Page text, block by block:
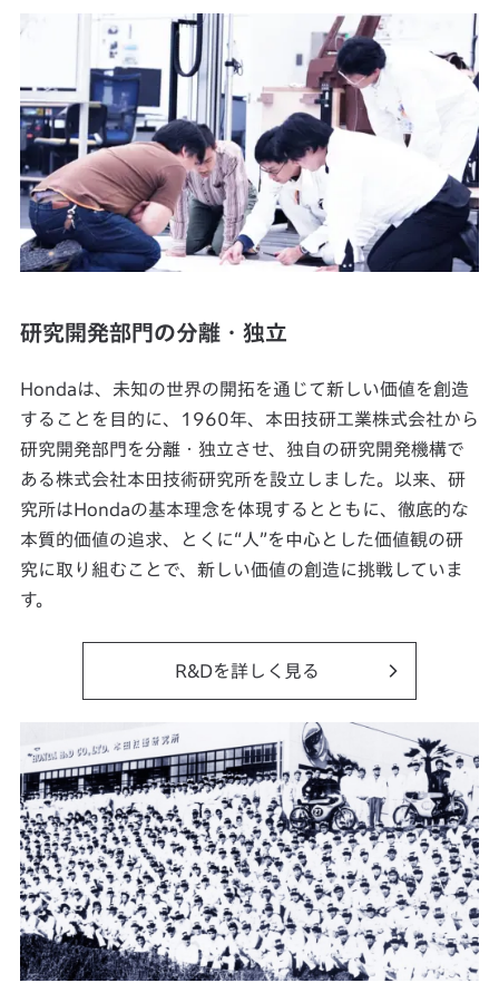
研究開発部門の分離・独立
Hondaは、未知の世界の開拓を通じて新しい価値を創造
することを目的に、1960年、本田技研工業株式会社から
研究開発部門を分離・独立させ、独自の研究開発機構で
ある株式会社本田技術研究所を設立しました。以来、研
究所はHondaの基本理念を体現するとともに、徹底的な
本質的価値の追求、とくに“人”を中心とした価値観の研
究に取り組むことで、新しい価値の創造に挑戦していま
す。
R&Dを詳しく見る